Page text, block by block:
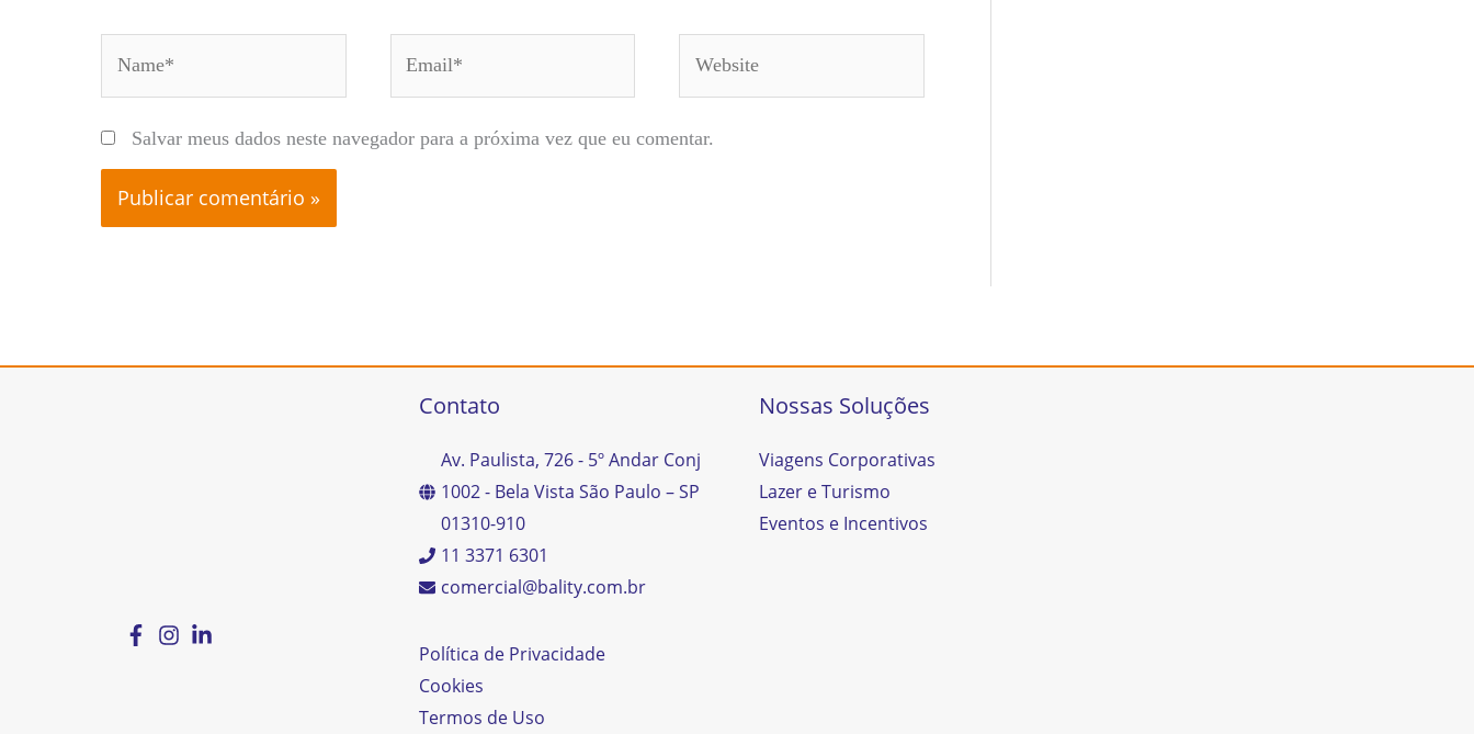
Salvar meus dados neste navegador para a próxima vez que eu comentar.
Contato
Av. Paulista, 726 - 5º Andar Conj
1002 - Bela Vista São Paulo – SP
01310-910
11 3371 6301
comercial@bality.com.br
Política de Privacidade
Cookies
Termos de Uso
Nossas Soluções
Viagens Corporativas
Lazer e Turismo
Eventos e Incentivos